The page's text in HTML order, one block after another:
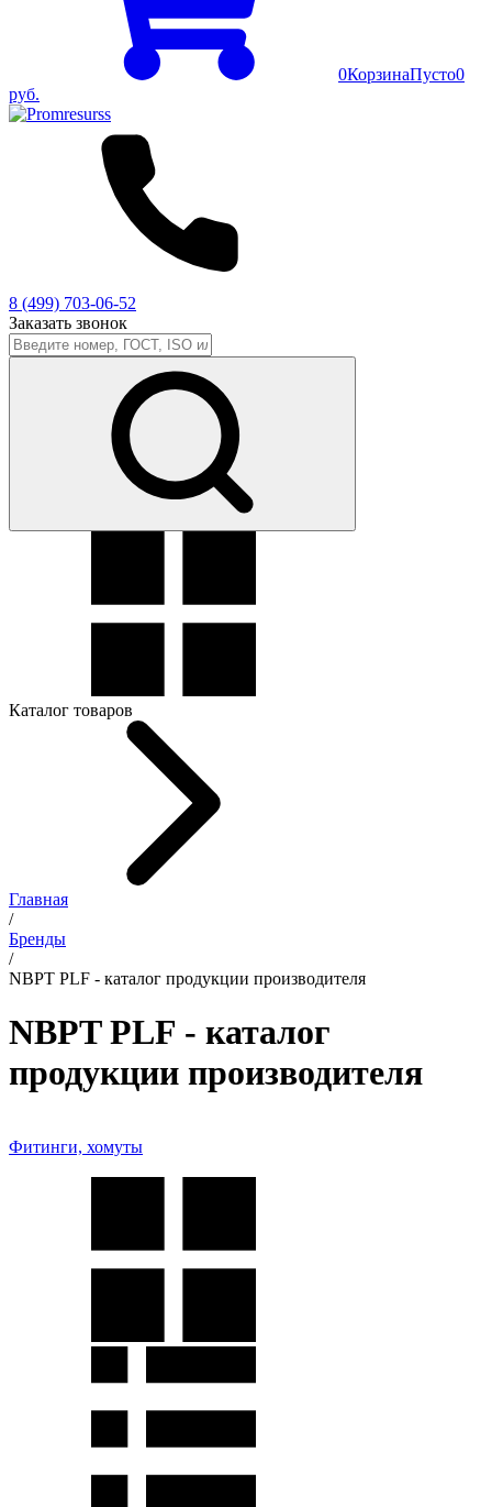
0КорзинаПусто0
руб.
8 (499) 703-06-52
Заказать звонок
Каталог товаров
Главная
/
Бренды
/
NBPT PLF - каталог продукции производителя
NBPT PLF - каталог
продукции производителя
Фитинги, хомуты